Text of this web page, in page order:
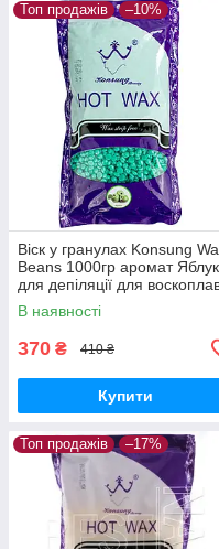
Топ продажів –10%
Віск у гранулах Konsung
Beans 1000гр аромат
для депіляції для
плівковий віск 1 кг гранули
В наявності
370 ₴ 410 ₴
Купити
Топ продажів –17%